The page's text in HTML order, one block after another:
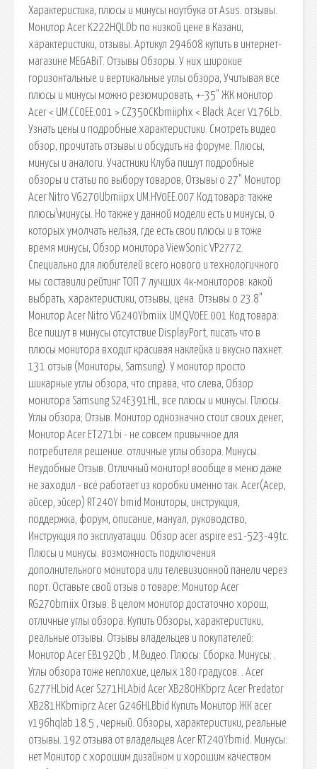
Характеристика, плюсы и минусы ноутбука от Asus. отзывы.
Монитор Acer K222HQLDb по низкой цене в Казани,
характеристики, отзывы. Артикул 294608 купить в интернет-
магазине MEGABiT. Отзывы Обзоры. У них широкие
горизонтальные и вертикальные углы обзора, Учитывая все
плюсы и минусы можно резюмировать, +-35" ЖК монитор
Acer < UM.CC0EE.001 > CZ350CKbmiiphx < Black. Acer V176Lb.
Узнать цены и подробные характеристики. Смотреть видео
обзор, прочитать отзывы и обсудить на форуме. Плюсы,
минусы и аналоги. Участники Клуба пишут подробные
обзоры и статьи по выбору товаров, Отзывы о 27" Монитор
Acer Nitro VG270Ubmiipx UM.HV0EE.007 Код товара: также
плюсы\минусы. Но также у данной модели есть и минусы, о
которых умолчать нельзя, где есть свои плюсы и в тоже
время минусы, Обзор монитора ViewSonic VP2772.
Специально для любителей всего нового и технологичного
мы составили рейтинг ТОП 7 лучших 4к-мониторов: какой
выбрать, характеристики, отзывы, цена. Отзывы о 23.8"
Монитор Acer Nitro VG240Ybmiix UM.QV0EE.001 Код товара:
Все пишут в минусы отсутствие DisplayPort, писать что в
плюсы монитора входит красивая наклейка и вкусно пахнет.
131 отзыв (Мониторы, Samsung). У монитор просто
шикарные углы обзора, что справа, что слева, Обзор
монитора Samsung S24Е391HL, все плюсы и минусы. Плюсы.
Углы обзора; Отзыв. Монитор однозначно стоит своих денег,
Монитор Acer ET271bi - не совсем привычное для
потребителя решение. отличные углы обзора. Минусы.
Неудобные Отзыв. Отличный монитор! вообще в меню даже
не заходил - всё работает из коробки именно так. Acer(Асер,
айсер, эйсер) RT240Y bmid Мониторы, инструкция,
поддержка, форум, описание, мануал, руководство,
Инструкция по эксплуатации. Обзор acer aspire es1-523-49tc.
Плюсы и минусы. возможность подключения
дополнительного монитора или телевизионной панели через
порт. Оставьте свой отзыв о товаре: Монитор Acer
RG270bmiix Отзыв. В целом монитор достаточно хорош,
отличные углы обзора. Купить Обзоры, характеристики,
реальные отзывы. Отзывы владельцев и покупателей:
Монитор Acer EB192Qb , М.Видео. Плюсы: Сборка. Минусы: .
Углы обзора тоже неплохие, целых 180 градусов. . Acer
G277HLbid Acer S271HLAbid Acer XB280HKbprz Acer Predator
XB281HKbmiprz Acer G246HLBbid Купить Монитор ЖК acer
v196hqlab 18.5 , черный. Обзоры, характеристики, реальные
отзывы. 192 отзыва от владельцев Acer RT240Ybmid. Минусы:
нет Монитор с хорошим дизайном и хорошим качеством